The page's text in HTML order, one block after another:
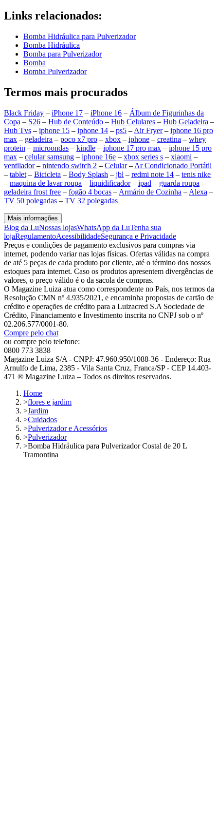
Links relacionados:
Bomba Hidráulica para Pulverizador
Bomba Hidráulica
Bomba para Pulverizador
Bomba
Bomba Pulverizador
Termos mais procurados
Black Friday – iPhone 17 – iPhone 16 – Álbum de Figurinhas da
Copa – S26 – Hub de Conteúdo – Hub Celulares – Hub Geladeira –
Hub Tvs – iphone 15 – iphone 14 – ps5 – Air Fryer– iphone 16 pro
max – geladeira – poco x7 pro – xbox – iphone – creatina – whey
protein – microondas – kindle – iphone 17 pro max – iphone 15 pro
max – celular samsung – iphone 16e – xbox series s – xiaomi –
ventilador– nintendo switch 2 – Celular– Ar Condicionado Portátil
– tablet – Bicicleta – Body Splash – jbl – redmi note 14 – tenis nike
– maquina de lavar roupa – liquidificador– ipad – guarda roupa –
geladeira frost free – fogão 4 bocas – Armário de Cozinha – Alexa –
TV 50 polegadas – TV 32 polegadas
Mais informações
Blog da LuNossas lojasWhatsApp da LuTenha sua
lojaRegulamentoAcessibilidadeSegurança e Privacidade
Preços e condições de pagamento exclusivos para compras via
internet, podendo variar nas lojas físicas. Ofertas válidas na compra
de até 5 peças de cada produto por cliente, até o término dos nossos
estoques para internet. Caso os produtos apresentem divergências de
valores, o preço válido é o da sacola de compras.
O Magazine Luiza atua como correspondente no País, nos termos da
Resolução CMN nº 4.935/2021, e encaminha propostas de cartão de
crédito e operações de crédito para a Luizacred S.A Sociedade de
Crédito, Financiamento e Investimento inscrita no CNPJ sob o nº
02.206.577/0001-80.
Compre pelo chat
ou compre pelo telefone:
0800 773 3838
Magazine Luiza S/A - CNPJ: 47.960.950/1088-36 - Endereço: Rua
Arnulfo de Lima, 2385 - Vila Santa Cruz, Franca/SP - CEP 14.403-
471 ® Magazine Luiza – Todos os direitos reservados.
Home
>flores e jardim
>Jardim
>Cuidados
>Pulverizador e Acessórios
>Pulverizador
>Bomba Hidráulica para Pulverizador Costal de 20 L
Tramontina